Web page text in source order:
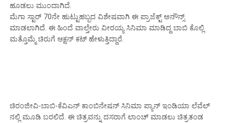
ಹೂಡಲು ಮುಂದಾಗಿದೆ.
ಮೆಗಾ ಸ್ಟಾರ್ 70ನೇ ಹುಟ್ಟುಹಬ್ಬದ ವಿಶೇಷವಾಗಿ ಈ ಪ್ರಾಜೆಕ್ಟ್ ಅನೌನ್ಸ್
ಮಾಡಲಾಗಿದೆ. ಈ ಹಿಂದೆ ವಾಲ್ತೇರು ವೀರಯ್ಯ ಸಿನಿಮಾ ಮಾಡಿದ್ದ ಬಾಬಿ ಕೊಲ್ಲಿ
ಮತ್ತೊಮ್ಮೆ‌ ಚಿರುಗೆ ಆಕ್ಷನ್ ಕಟ್ ಹೇಳುತ್ತಿದ್ದಾರೆ.
ಚಿರಂಜೀವಿ-ಬಾಬಿ-ಕೆವಿಎನ್ ಕಾಂಬಿನೇಷನ್ ಸಿನಿಮಾ ಪ್ಯಾನ್ ಇಂಡಿಯಾ ಲೆವೆಲ್
ನಲ್ಲಿ ಮೂಡಿ ಬರಲಿದೆ. ಈ ಚಿತ್ರವನ್ನು ದಸರಾಗೆ ಲಾಂಚ್ ಮಾಡಲು ಚಿತ್ರತಂಡ